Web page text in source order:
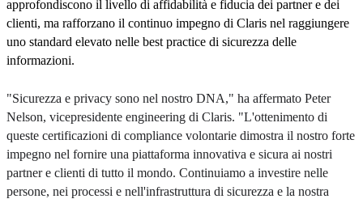
approfondiscono il livello di affidabilità e fiducia dei partner e dei
clienti, ma rafforzano il continuo impegno di Claris nel raggiungere
uno standard elevato nelle best practice di sicurezza delle
informazioni.
"Sicurezza e privacy sono nel nostro DNA," ha affermato Peter
Nelson, vicepresidente engineering di Claris. "L'ottenimento di
queste certificazioni di compliance volontarie dimostra il nostro forte
impegno nel fornire una piattaforma innovativa e sicura ai nostri
partner e clienti di tutto il mondo. Continuiamo a investire nelle
persone, nei processi e nell'infrastruttura di sicurezza e la nostra